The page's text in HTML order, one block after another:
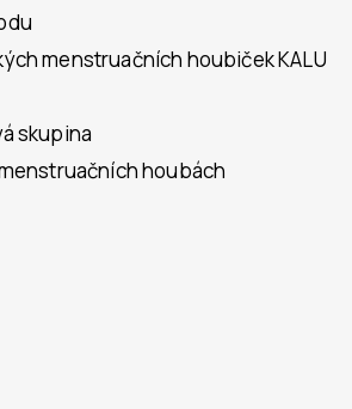
menstruačních houbiček KALU
skupina
houbách